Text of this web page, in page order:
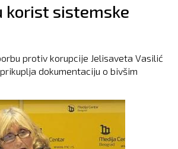
korist sistemske
protiv korupcije Jelisaveta Vasilić
dokumentaciju o bivšim